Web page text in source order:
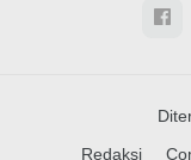
Redaksi